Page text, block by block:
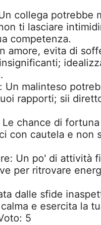
collega potrebbe
ti lasciare
competenza.
amore, evita di
Un malinteso
rapporti; sii
Le chance di
con cautela e non
Un po' di attività
per ritrovare
dalle sfide
e esercita la
5